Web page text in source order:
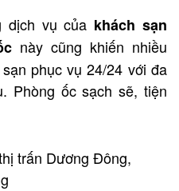
dịch vụ của khách sạn
này cũng khiến nhiều
phục vụ 24/24 với đa
Phòng ốc sạch sẽ, tiện
trấn Dương Đông,